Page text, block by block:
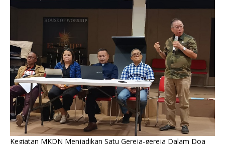
Kegiatan MKDN Menjadikan Satu Gereja-gereja Dalam Doa